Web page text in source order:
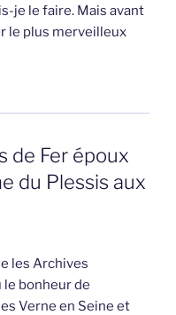
je le faire. Mais avant
le plus merveilleux
de Fer époux
du Plessis aux
les Archives
le bonheur de
Verne en Seine et